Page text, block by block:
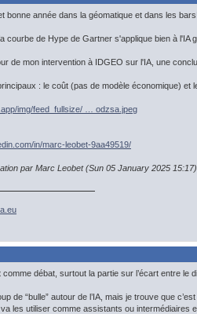
bonne année dans la géomatique et dans les bars!
courbe de Hype de Gartner s'applique bien à
de mon intervention à IDGEO sur l'IA, une
: le coût (pas de modèle économique) et
img/feed_fullsize/ … odzsa.jpeg
in/marc-leobet-9aa49519/
par Marc Leobet (Sun 05 January 2025 15:17)
débat, surtout la partie sur l’écart entre le
de “bulle” autour de l’IA, mais je trouve que c’est
les utiliser comme assistants ou intermédiaires